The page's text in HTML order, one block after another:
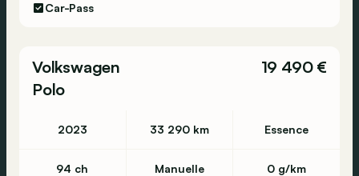
Car-Pass
Volkswagen
Polo
19 490 €
2023 33 290 km Essence
94 ch Manuelle 0 g/km